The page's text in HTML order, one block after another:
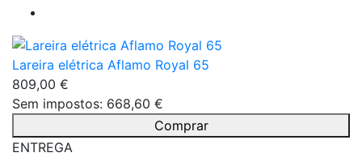
Lareira elétrica Aflamo Royal 65
809,00 €
Sem impostos: 668,60 €
Comprar
ENTREGA